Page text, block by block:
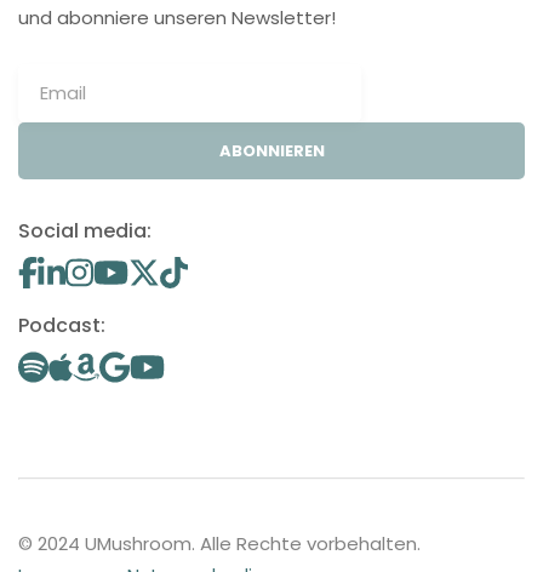
und abonniere unseren Newsletter!
ABONNIEREN
Social media:
Podcast:
© 2024 UMushroom. Alle Rechte vorbehalten.